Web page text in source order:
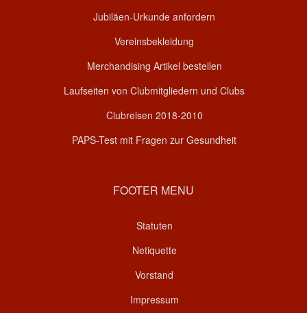
Jubiläen-Urkunde anfordern
Vereinsbekleidung
Merchandising Artikel bestellen
Laufseiten von Clubmitgliedern und Clubs
Clubreisen 2018-2010
PAPS-Test mit Fragen zur Gesundheit
FOOTER MENU
Statuten
Netiquette
Vorstand
Impressum